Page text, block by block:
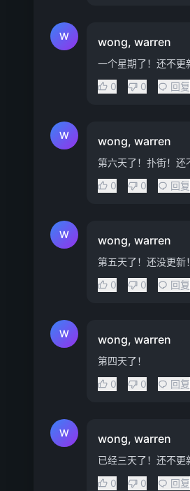
W wong, warren
一个星期了！还不更
0
0 回复
W wong, warren
第六天了！扑街！还
0
0 回复
W wong, warren
第五天了！还没更新！
0
0 回复
W wong, warren
第四天了！
0
0 回复
W wong, warren
已经三天了！还不更
0
0 回复